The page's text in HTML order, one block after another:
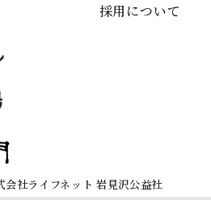
採用について
ライフネット 岩見沢公益社